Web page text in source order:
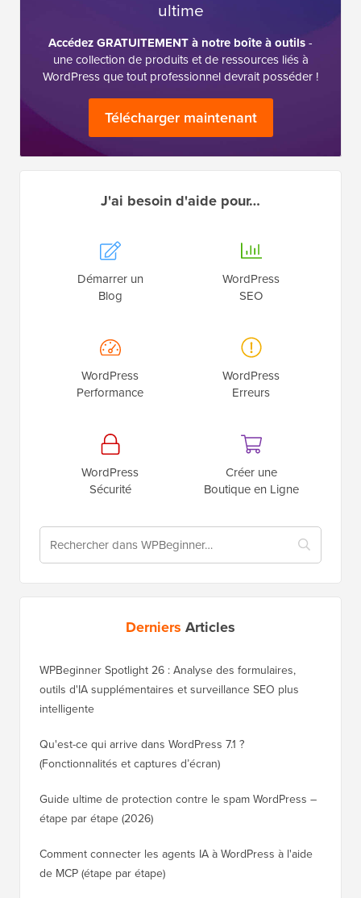
ultime
Accédez GRATUITEMENT à notre boîte à outils-
une collection de produits et de ressources liés à
WordPress que tout professionnel devrait posséder !
Télécharger maintenant
J'ai besoin d'aide pour…
Démarrer un
Blog
WordPress
SEO
WordPress
Performance
WordPress
Erreurs
WordPress
Sécurité
Créer une
Boutique en Ligne
Derniers Articles
WPBeginner Spotlight 26 : Analyse des formulaires,
outils d'IA supplémentaires et surveillance SEO plus
intelligente
Qu'est-ce qui arrive dans WordPress 7.1 ?
(Fonctionnalités et captures d’écran)
Guide ultime de protection contre le spam WordPress –
étape par étape (2026)
Comment connecter les agents IA à WordPress à l'aide
de MCP (étape par étape)